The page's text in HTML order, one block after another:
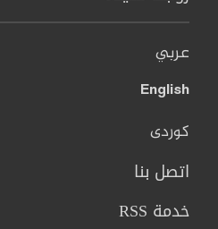
عربي
English
کوردی
اتصل بنا
خدمة RSS